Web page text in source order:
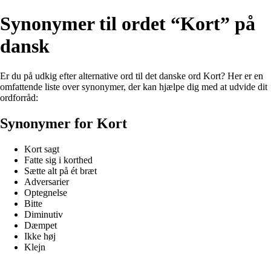
Synonymer til ordet “Kort” på
dansk
Er du på udkig efter alternative ord til det danske ord Kort? Her er en
omfattende liste over synonymer, der kan hjælpe dig med at udvide dit
ordforråd:
Synonymer for Kort
Kort sagt
Fatte sig i korthed
Sætte alt på ét bræt
Adversarier
Optegnelse
Bitte
Diminutiv
Dæmpet
Ikke høj
Klejn